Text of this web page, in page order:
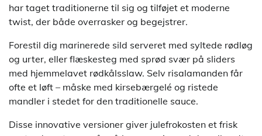
har taget traditionerne til sig og tilføjet et moderne
twist, der både overrasker og begejstrer.
Forestil dig marinerede sild serveret med syltede rødløg
og urter, eller flæskesteg med sprød svær på sliders
med hjemmelavet rødkålsslaw. Selv risalamanden får
ofte et løft – måske med kirsebærgelé og ristede
mandler i stedet for den traditionelle sauce.
Disse innovative versioner giver julefrokosten et frisk